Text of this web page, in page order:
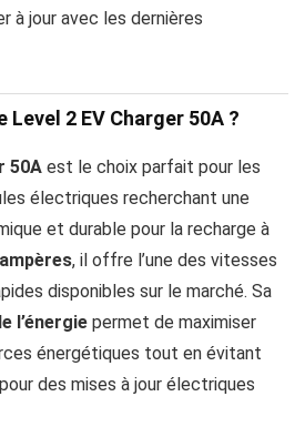
à jour avec les dernières
2 EV Charger 50A ?
50A est le choix parfait pour les
électriques recherchant une
et durable pour la recharge à
, il offre l’une des vitesses
disponibles sur le marché. Sa
l’énergie permet de maximiser
énergétiques tout en évitant
des mises à jour électriques